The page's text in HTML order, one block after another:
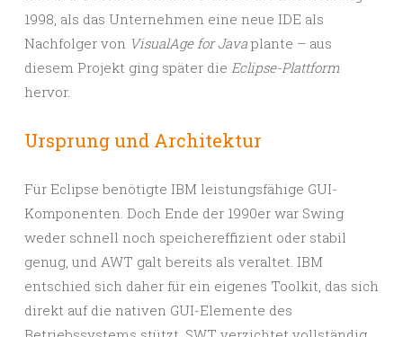
1998, als das Unternehmen eine neue IDE als
Nachfolger von VisualAge for Java plante – aus
diesem Projekt ging später die Eclipse-Plattform
hervor.
Ursprung und Architektur
Für Eclipse benötigte IBM leistungsfähige GUI-
Komponenten. Doch Ende der 1990er war Swing
weder schnell noch speichereffizient oder stabil
genug, und AWT galt bereits als veraltet. IBM
entschied sich daher für ein eigenes Toolkit, das sich
direkt auf die nativen GUI-Elemente des